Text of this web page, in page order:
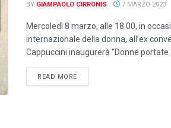
BY GIAMPAOLO CIRRONIS 7 MARZO 2023
Mercoledì 8 marzo, alle 18.00, in
internazionale della donna, all’ex
Cappuccini inaugurerà “Donne portate
READ MOREDETAILS